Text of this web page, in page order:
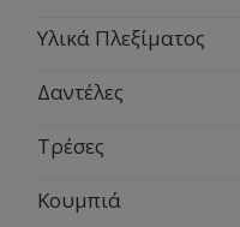
Υλικά Πλεξίματος
Δαντέλες
Τρέσες
Κουμπιά